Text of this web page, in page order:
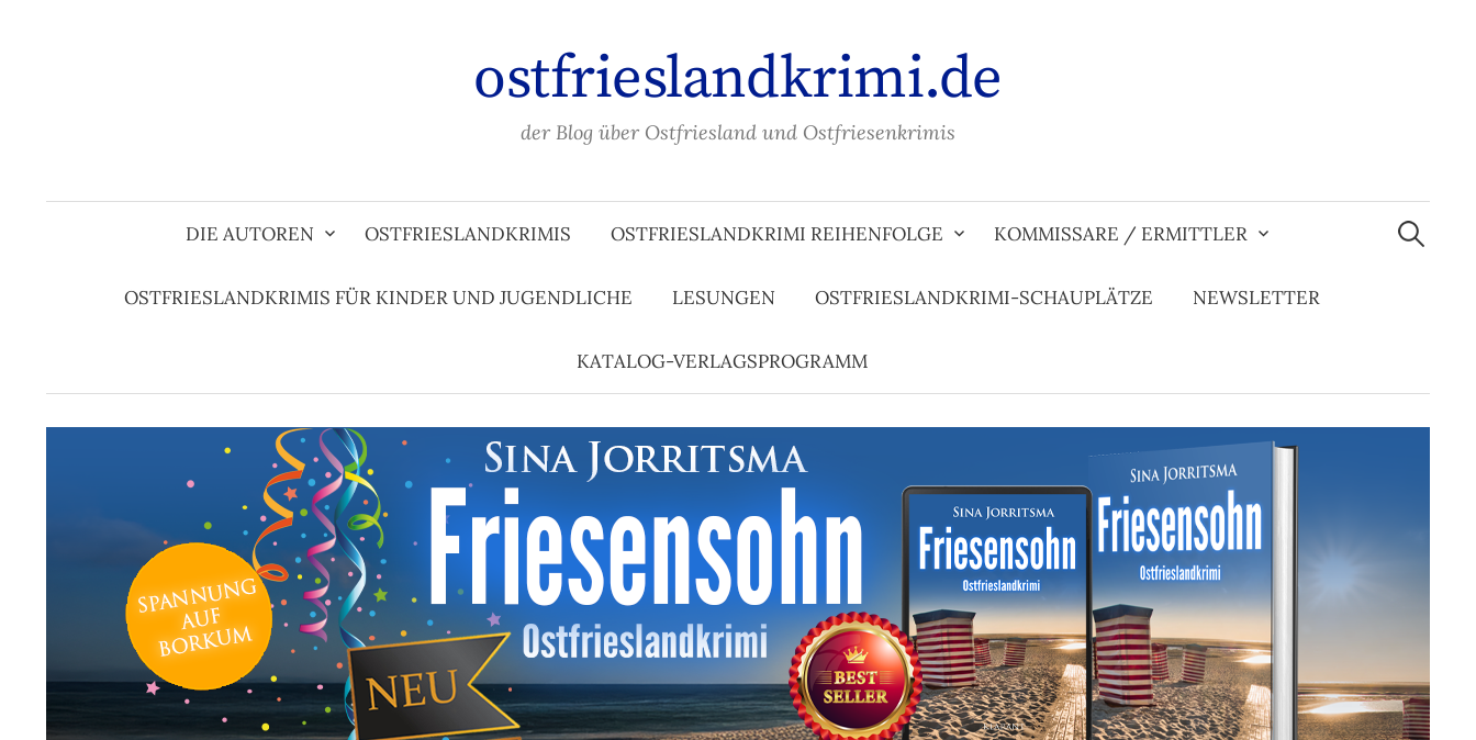
ostfrieslandkrimi.de
der Blog über Ostfriesland und Ostfriesenkrimis
DIE AUTOREN OSTFRIESLANDKRIMIS OSTFRIESLANDKRIMI REIHENFOLGE KOMMISSARE / ERMITTLER
OSTFRIESLANDKRIMIS FÜR KINDER UND JUGENDLICHE LESUNGEN OSTFRIESLANDKRIMI-SCHAUPLÄTZE NEWSLETTER
KATALOG-VERLAGSPROGRAMM
Suchen
nach: